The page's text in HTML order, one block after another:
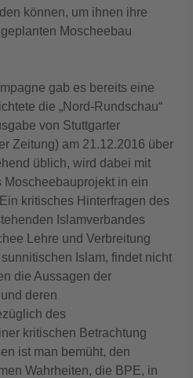
können, um ihnen ihre
Moscheebau
gab es bereits eine
die „Nord-Rundschau“
von Stuttgarter
Zeitung) am 21.12.2016 über
üblich, wird dabei mit
Moscheebauprojekt in ein
kritisches Hinterfragen des
Islamverbandes
Lehre und Verbreitung
Islam, findet nicht
die Aussagen der
deren
des
kritischen Betrachtung
ist man bemüht, den
Wahrheiten, die BPE, in